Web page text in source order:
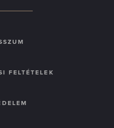
FELTÉTELEK